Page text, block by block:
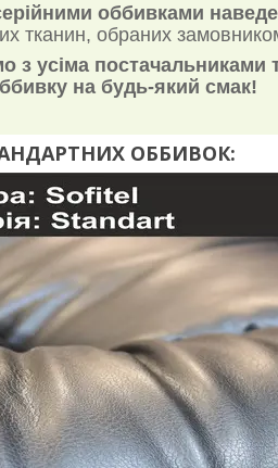
оббивками
тканин, обраних
з усіма постачальниками
на будь-який смак!
ОББИВОК: